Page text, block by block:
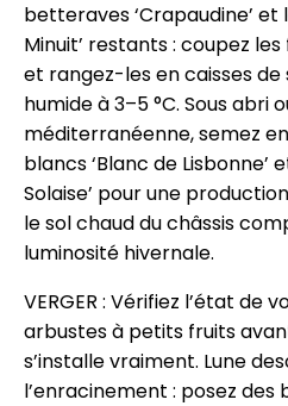
betteraves ‘Crapaudine’ et
Minuit’ restants : coupez
et rangez-les en caisses
humide à 3–5 °C. Sous abri
méditerranéenne, semez
blancs ‘Blanc de Lisbonne’
Solaise’ pour une
le sol chaud du châssis
luminosité hivernale.
VERGER : Vérifiez l’état de
arbustes à petits fruits
s’installe vraiment. Lune
l’enracinement : posez des